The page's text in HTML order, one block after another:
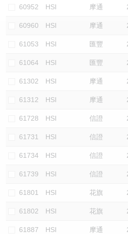
60952 HSI 摩通
60960 HSI 摩通
61053 HSI 匯豐
61064 HSI 匯豐
61302 HSI 摩通
61312 HSI 摩通
61728 HSI 信證
61731 HSI 信證
61734 HSI 信證
61739 HSI 信證
61801 HSI 花旗
61802 HSI 花旗
61887 HSI 摩通
認股證/牛熊證日誌
認股證文件及公告
牛熊證到期結算價查詢
牛熊證分析儀
牛熊證文件及公告
牛熊證文件及公告 (瑞信)
中資ETFs溢價比較
AH 股價對照
ADR
收市競價變化